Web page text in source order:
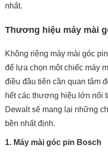
nhất.
Thương hiệu máy mài
Không riêng máy mài góc
để lựa chọn một chiếc máy
điều đầu tiên cần quan tâm
hết các thương hiệu lớn nổi
Dewalt sẽ mang lại những
bền nhất định.
1. Máy mài góc pin Bosch